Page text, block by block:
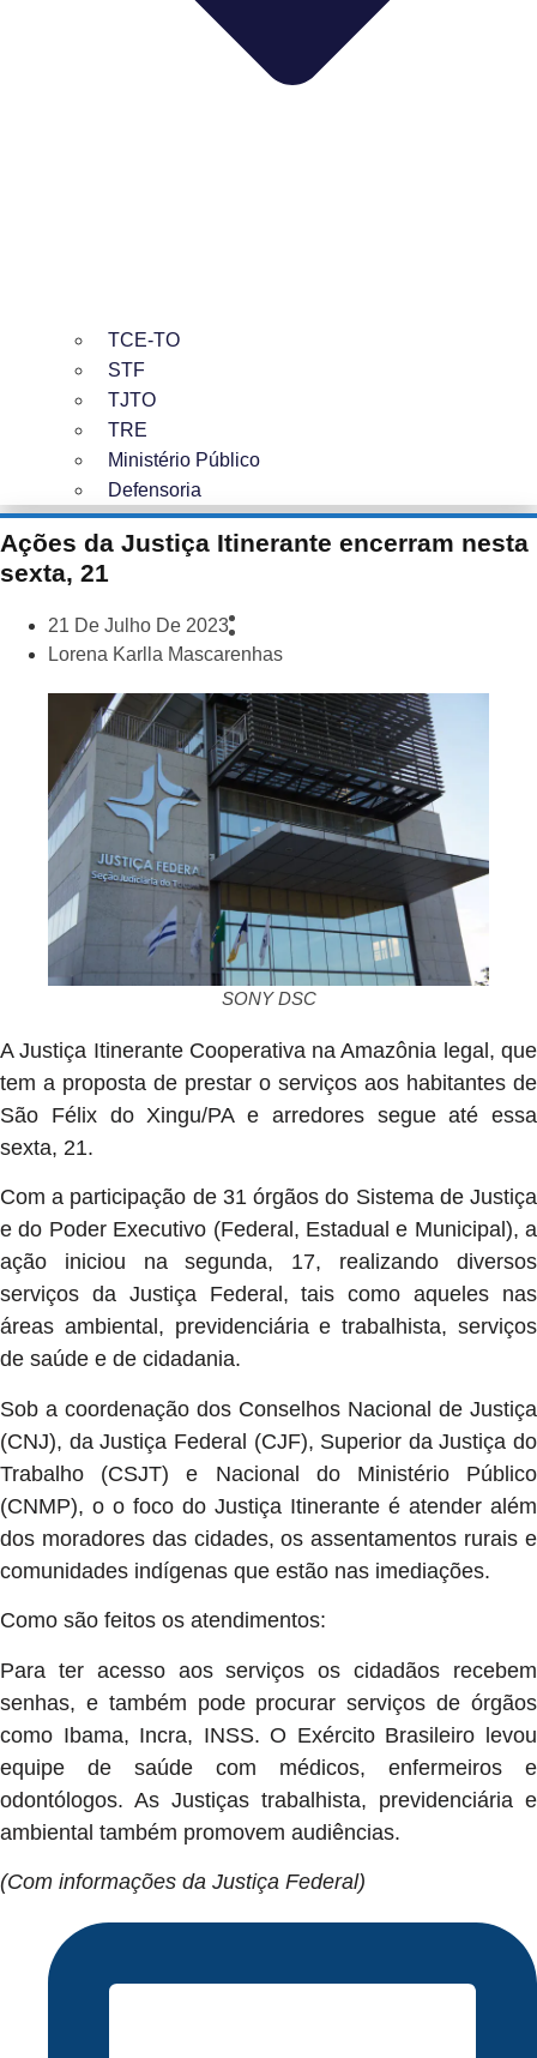
TCE-TO
STF
TJTO
TRE
Ministério Público
Defensoria
Ações da Justiça Itinerante encerram nesta
sexta, 21
21 De Julho De 2023
Lorena Karlla Mascarenhas
SONY DSC
A Justiça Itinerante Cooperativa na Amazônia legal, que
tem a proposta de prestar o serviços aos habitantes de
São Félix do Xingu/PA e arredores segue até essa
sexta, 21.
Com a participação de 31 órgãos do Sistema de Justiça
e do Poder Executivo (Federal, Estadual e Municipal), a
ação iniciou na segunda, 17, realizando diversos
serviços da Justiça Federal, tais como aqueles nas
áreas ambiental, previdenciária e trabalhista, serviços
de saúde e de cidadania.
Sob a coordenação dos Conselhos Nacional de Justiça
(CNJ), da Justiça Federal (CJF), Superior da Justiça do
Trabalho (CSJT) e Nacional do Ministério Público
(CNMP), o o foco do Justiça Itinerante é atender além
dos moradores das cidades, os assentamentos rurais e
comunidades indígenas que estão nas imediações.
Como são feitos os atendimentos:
Para ter acesso aos serviços os cidadãos recebem
senhas, e também pode procurar serviços de órgãos
como Ibama, Incra, INSS. O Exército Brasileiro levou
equipe de saúde com médicos, enfermeiros e
odontólogos. As Justiças trabalhista, previdenciária e
ambiental também promovem audiências.
(Com informações da Justiça Federal)